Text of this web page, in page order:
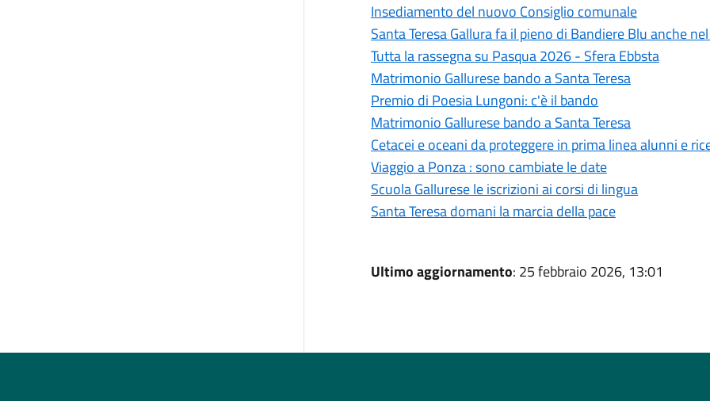
Insediamento del nuovo Consiglio comunale
Santa Teresa Gallura fa il pieno di Bandiere Blu anche
Tutta la rassegna su Pasqua 2026 - Sfera Ebbsta
Matrimonio Gallurese bando a Santa Teresa
Premio di Poesia Lungoni: c'è il bando
Matrimonio Gallurese bando a Santa Teresa
Cetacei e oceani da proteggere in prima linea alunni e
Viaggio a Ponza : sono cambiate le date
Scuola Gallurese le iscrizioni ai corsi di lingua
Santa Teresa domani la marcia della pace
Ultimo aggiornamento: 25 febbraio 2026, 13:01